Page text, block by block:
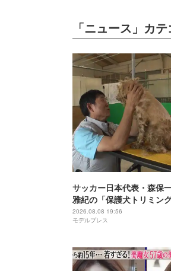
「ニュース」カ
サッカー日本代表・森保
雅紀の「保護犬トリミン
リームチームで心込めて
テレビ49】
2026.08.08 19:56
モデルプレス